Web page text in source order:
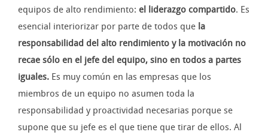
equipos de alto rendimiento: el liderazgo compartido. Es
esencial interiorizar por parte de todos que la
responsabilidad del alto rendimiento y la motivación no
recae sólo en el jefe del equipo, sino en todos a partes
iguales. Es muy común en las empresas que los
miembros de un equipo no asumen toda la
responsabilidad y proactividad necesarias porque se
supone que su jefe es el que tiene que tirar de ellos. Al